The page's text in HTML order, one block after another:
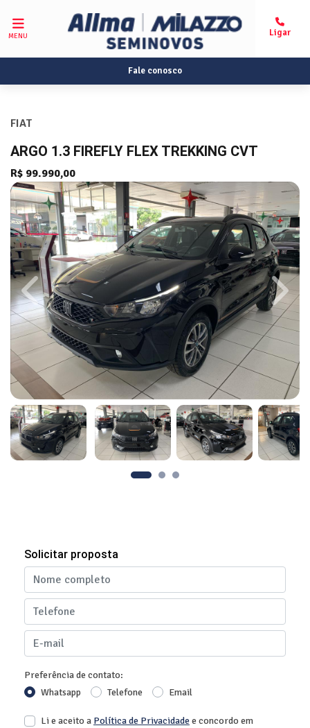
MENU
Fale conosco
FIAT
ARGO 1.3 FIREFLY FLEX TREKKING CVT
R$ 99.990,00
Previous Next
Solicitar proposta
Preferência de contato:
Whatsapp
Telefone Email
Li e aceito a Política de Privacidadee concordo em